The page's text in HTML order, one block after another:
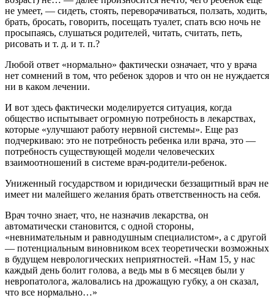
не умеет, — сидеть, стоять, переворачиваться, ползать, ходить,
брать, бросать, говорить, посещать туалет, спать всю ночь не
просыпаясь, слушаться родителей, читать, считать, петь,
рисовать и т. д. и т. п.?
Любой ответ «нормально» фактически означает, что у врача
нет сомнений в том, что ребенок здоров и что он не нуждается
ни в каком лечении.
И вот здесь фактически моделируется ситуация, когда
общество испытывает огромную потребность в лекарствах,
которые «улучшают работу нервной системы». Еще раз
подчеркиваю: это не потребность ребенка или врача, это —
потребность существующей модели человеческих
взаимоотношений в системе врач-родители-ребенок.
Униженный государством и юридически беззащитный врач не
имеет ни малейшего желания брать ответственность на себя.
Врач точно знает, что, не назначив лекарства, он
автоматически становится, с одной стороны,
«невнимательным и равнодушным специалистом», а с другой
— потенциальным виновником всех теоретически возможных
в будущем неврологических неприятностей. «Нам 15, у нас
каждый день болит голова, а ведь мы в 6 месяцев были у
невропатолога, жаловались на дрожащую губку, а он сказал,
что все нормально…»